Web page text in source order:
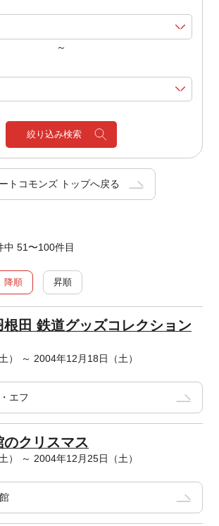
～
絞り込み検索
トコモンズ トップへ戻る
51〜100件目
降順 昇順
田 鉄道グッズコレクション
） ～ 2004年12月18日（土）
エフ
クリスマス
） ～ 2004年12月25日（土）